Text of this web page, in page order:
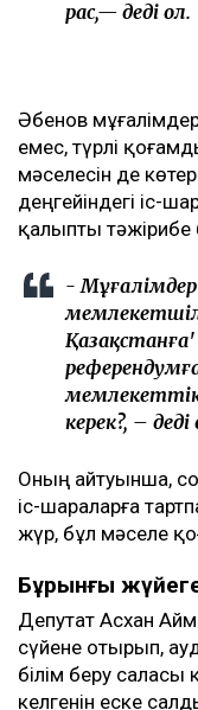
рас,— деді ол.
Әбенов
емес, түрлі
мәселесін де
деңгейіндегі іс-
қалыпты тәжірибе
- Мұғалімдер
керек?, – деді
Оның айтуынша,
іс-шараларға
жүр, бұл мәселе
Бұрынғы
Депутат Асхан
сүйене отырып,
білім беру саласы
келгенін еске